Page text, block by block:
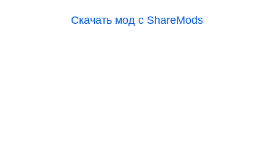
Скачать мод с ShareMods